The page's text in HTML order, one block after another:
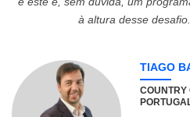
à altura desse
TIAGO
COUNTRY